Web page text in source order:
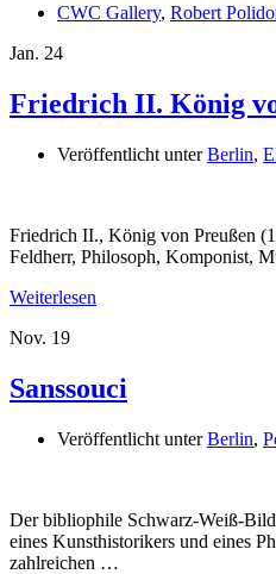
CWC Gallery, Robert
Jan. 24
Friedrich II. König
Veröffentlicht unterBerlin,
Friedrich II., König von Preußen
Feldherr, Philosoph, Komponist,
Weiterlesen
Nov. 19
Sanssouci
Veröffentlicht unterBerlin,
Der bibliophile Schwarz-Weiß-
eines Kunsthistorikers und eines
zahlreichen …